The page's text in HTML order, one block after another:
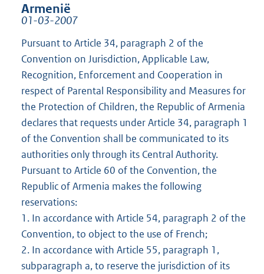
Armenië
01-03-2007
Pursuant to Article 34, paragraph 2 of the
Convention on Jurisdiction, Applicable Law,
Recognition, Enforcement and Cooperation in
respect of Parental Responsibility and Measures for
the Protection of Children, the Republic of Armenia
declares that requests under Article 34, paragraph 1
of the Convention shall be communicated to its
authorities only through its Central Authority.
Pursuant to Article 60 of the Convention, the
Republic of Armenia makes the following
reservations:
1. In accordance with Article 54, paragraph 2 of the
Convention, to object to the use of French;
2. In accordance with Article 55, paragraph 1,
subparagraph a, to reserve the jurisdiction of its